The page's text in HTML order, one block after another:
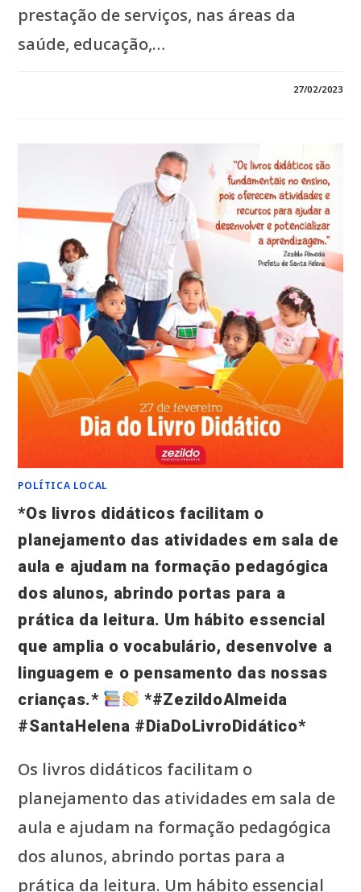
prestação de serviços, nas áreas da
saúde, educação,…
27/02/2023
POLÍTICA LOCAL
*Os livros didáticos facilitam o
planejamento das atividades em sala de
aula e ajudam na formação pedagógica
dos alunos, abrindo portas para a
prática da leitura. Um hábito essencial
que amplia o vocabulário, desenvolve a
linguagem e o pensamento das nossas
crianças.*
*#ZezildoAlmeida
#SantaHelena #DiaDoLivroDidático*
Os livros didáticos facilitam o
planejamento das atividades em sala de
aula e ajudam na formação pedagógica
dos alunos, abrindo portas para a
prática da leitura. Um hábito essencial